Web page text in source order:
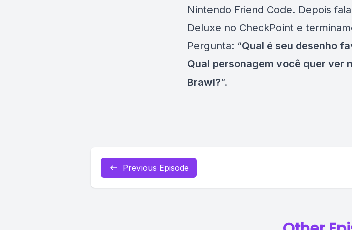
Nintendo Friend Code. Depois
Deluxe no CheckPoint e
Pergunta: “Qual é seu desenho
Qual personagem você quer ver
Brawl?“.
Previous Episode